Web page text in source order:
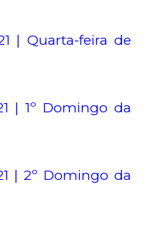
| Quarta-feira de
| 1º Domingo da
| 2º Domingo da